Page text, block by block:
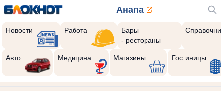
Анапа
Новости Работа
Бары
- рестораны
Авто Медицина Магазины Гостиницы